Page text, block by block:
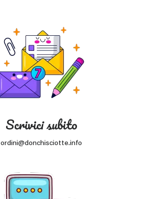
Scrivici subito
ordini@donchisciotte.info